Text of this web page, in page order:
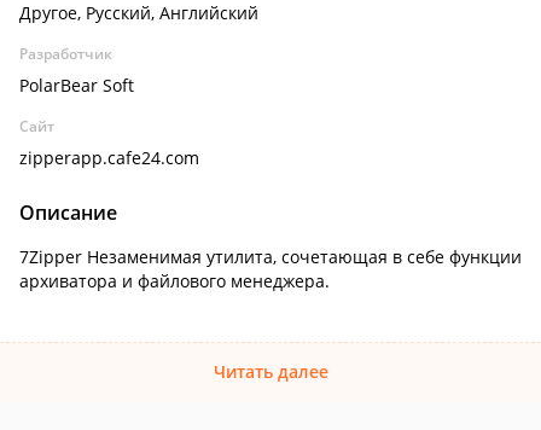
Другое, Русский, Английский
Разработчик
PolarBear Soft
Сайт
zipperapp.cafe24.com
Описание
7Zipper Незаменимая утилита, сочетающая в себе функции
архиватора и файлового менеджера.
Читать далее